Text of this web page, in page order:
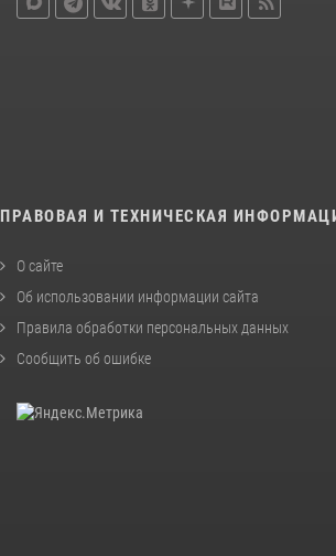
ПРАВОВАЯ И ТЕХНИЧЕСКАЯ
О сайте
Об использовании информации сайта
Правила обработки персональных данных
Сообщить об ошибке